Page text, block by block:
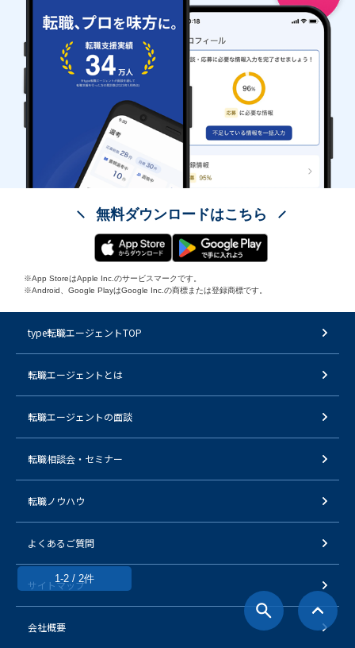
1-2 / 2件
無料ダウンロードはこちら
※App StoreはApple Inc.のサービスマークです。
※Android、Google PlayはGoogle Inc.の商標または登録商標です。
type転職エージェントTOP
転職エージェントとは
転職エージェントの面談
転職相談会・セミナー
転職ノウハウ
よくあるご質問
サイトマップ
会社概要